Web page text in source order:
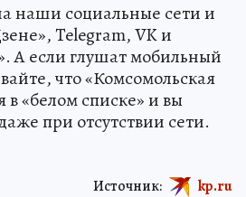
наши социальные сети и
Telegram, VK и
А если глушат мобильный
что «Комсомольская
в «белом списке» и вы
при отсутствии сети.
Источник: kp.ru